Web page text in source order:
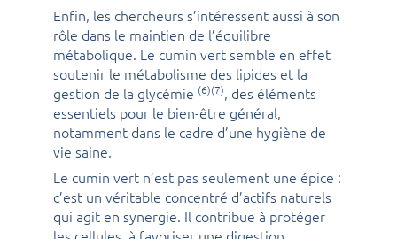
Enfin, les chercheurs s’intéressent aussi à son
rôle dans le maintien de l’équilibre
métabolique. Le cumin vert semble en effet
soutenir le métabolisme des lipides et la
gestion de la glycémie (6)(7), des éléments
essentiels pour le bien-être général,
notamment dans le cadre d’une hygiène de
vie saine.
Le cumin vert n’est pas seulement une épice :
c’est un véritable concentré d’actifs naturels
qui agit en synergie. Il contribue à protéger